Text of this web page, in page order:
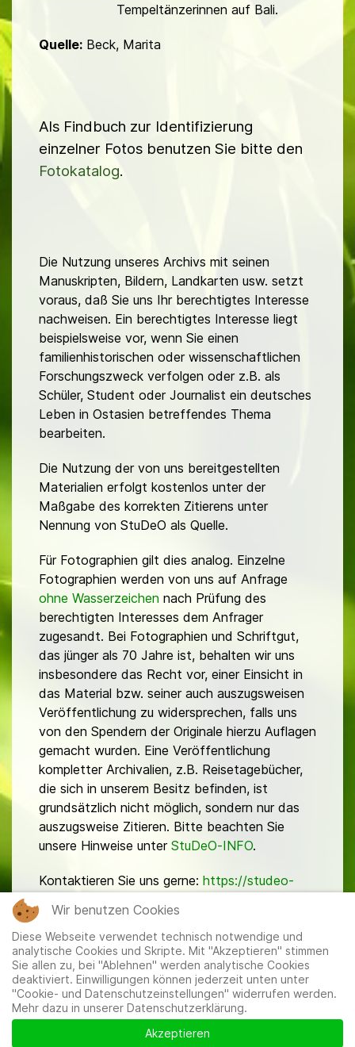
Tempeltänzerinnen auf Bali.
Quelle: Beck, Marita
Als Findbuch zur Identifizierung
einzelner Fotos benutzen Sie bitte den
Fotokatalog.
Die Nutzung unseres Archivs mit seinen
Manuskripten, Bildern, Landkarten usw. setzt
voraus, daß Sie uns Ihr berechtigtes Interesse
nachweisen. Ein berechtigtes Interesse liegt
beispielsweise vor, wenn Sie einen
familienhistorischen oder wissenschaftlichen
Forschungszweck verfolgen oder z.B. als
Schüler, Student oder Journalist ein deutsches
Leben in Ostasien betreffendes Thema
bearbeiten.
Die Nutzung der von uns bereitgestellten
Materialien erfolgt kostenlos unter der
Maßgabe des korrekten Zitierens unter
Nennung von StuDeO als Quelle.
Für Fotographien gilt dies analog. Einzelne
Fotographien werden von uns auf Anfrage
ohne Wasserzeichen nach Prüfung des
berechtigten Interesses dem Anfrager
zugesandt. Bei Fotographien und Schriftgut,
das jünger als 70 Jahre ist, behalten wir uns
insbesondere das Recht vor, einer Einsicht in
das Material bzw. seiner auch auszugsweisen
Veröffentlichung zu widersprechen, falls uns
von den Spendern der Originale hierzu Auflagen
gemacht wurden. Eine Veröffentlichung
kompletter Archivalien, z.B. Reisetagebücher,
die sich in unserem Besitz befinden, ist
grundsätzlich nicht möglich, sondern nur das
auszugsweise Zitieren. Bitte beachten Sie
unsere Hinweise unter StuDeO-INFO.
Kontaktieren Sie uns gerne: https://studeo-
Mitglieder|Impressum|Datenschutzerklärung|Cookie-
und Datenschutzeinstellungen
Wir benutzen Cookies
Diese Webseite verwendet technisch notwendige und
analytische Cookies und Skripte. Mit "Akzeptieren" stimmen
Sie allen zu, bei "Ablehnen" werden analytische Cookies
deaktiviert. Einwilligungen können jederzeit unten unter
"Cookie- und Datenschutzeinstellungen" widerrufen werden.
Mehr dazu in unserer Datenschutzerklärung.
Akzeptieren